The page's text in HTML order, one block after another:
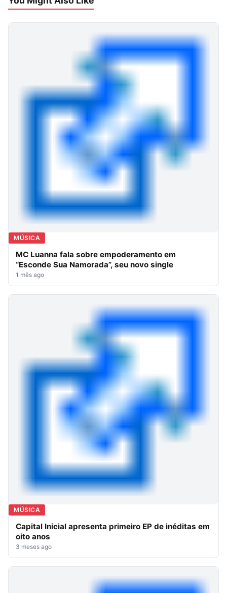
MÚSICA
MC Luanna fala sobre empoderamento em
“Esconde Sua Namorada”, seu novo single
1 mês ago
MÚSICA
Capital Inicial apresenta primeiro EP de inéditas em
oito anos
3 meses ago